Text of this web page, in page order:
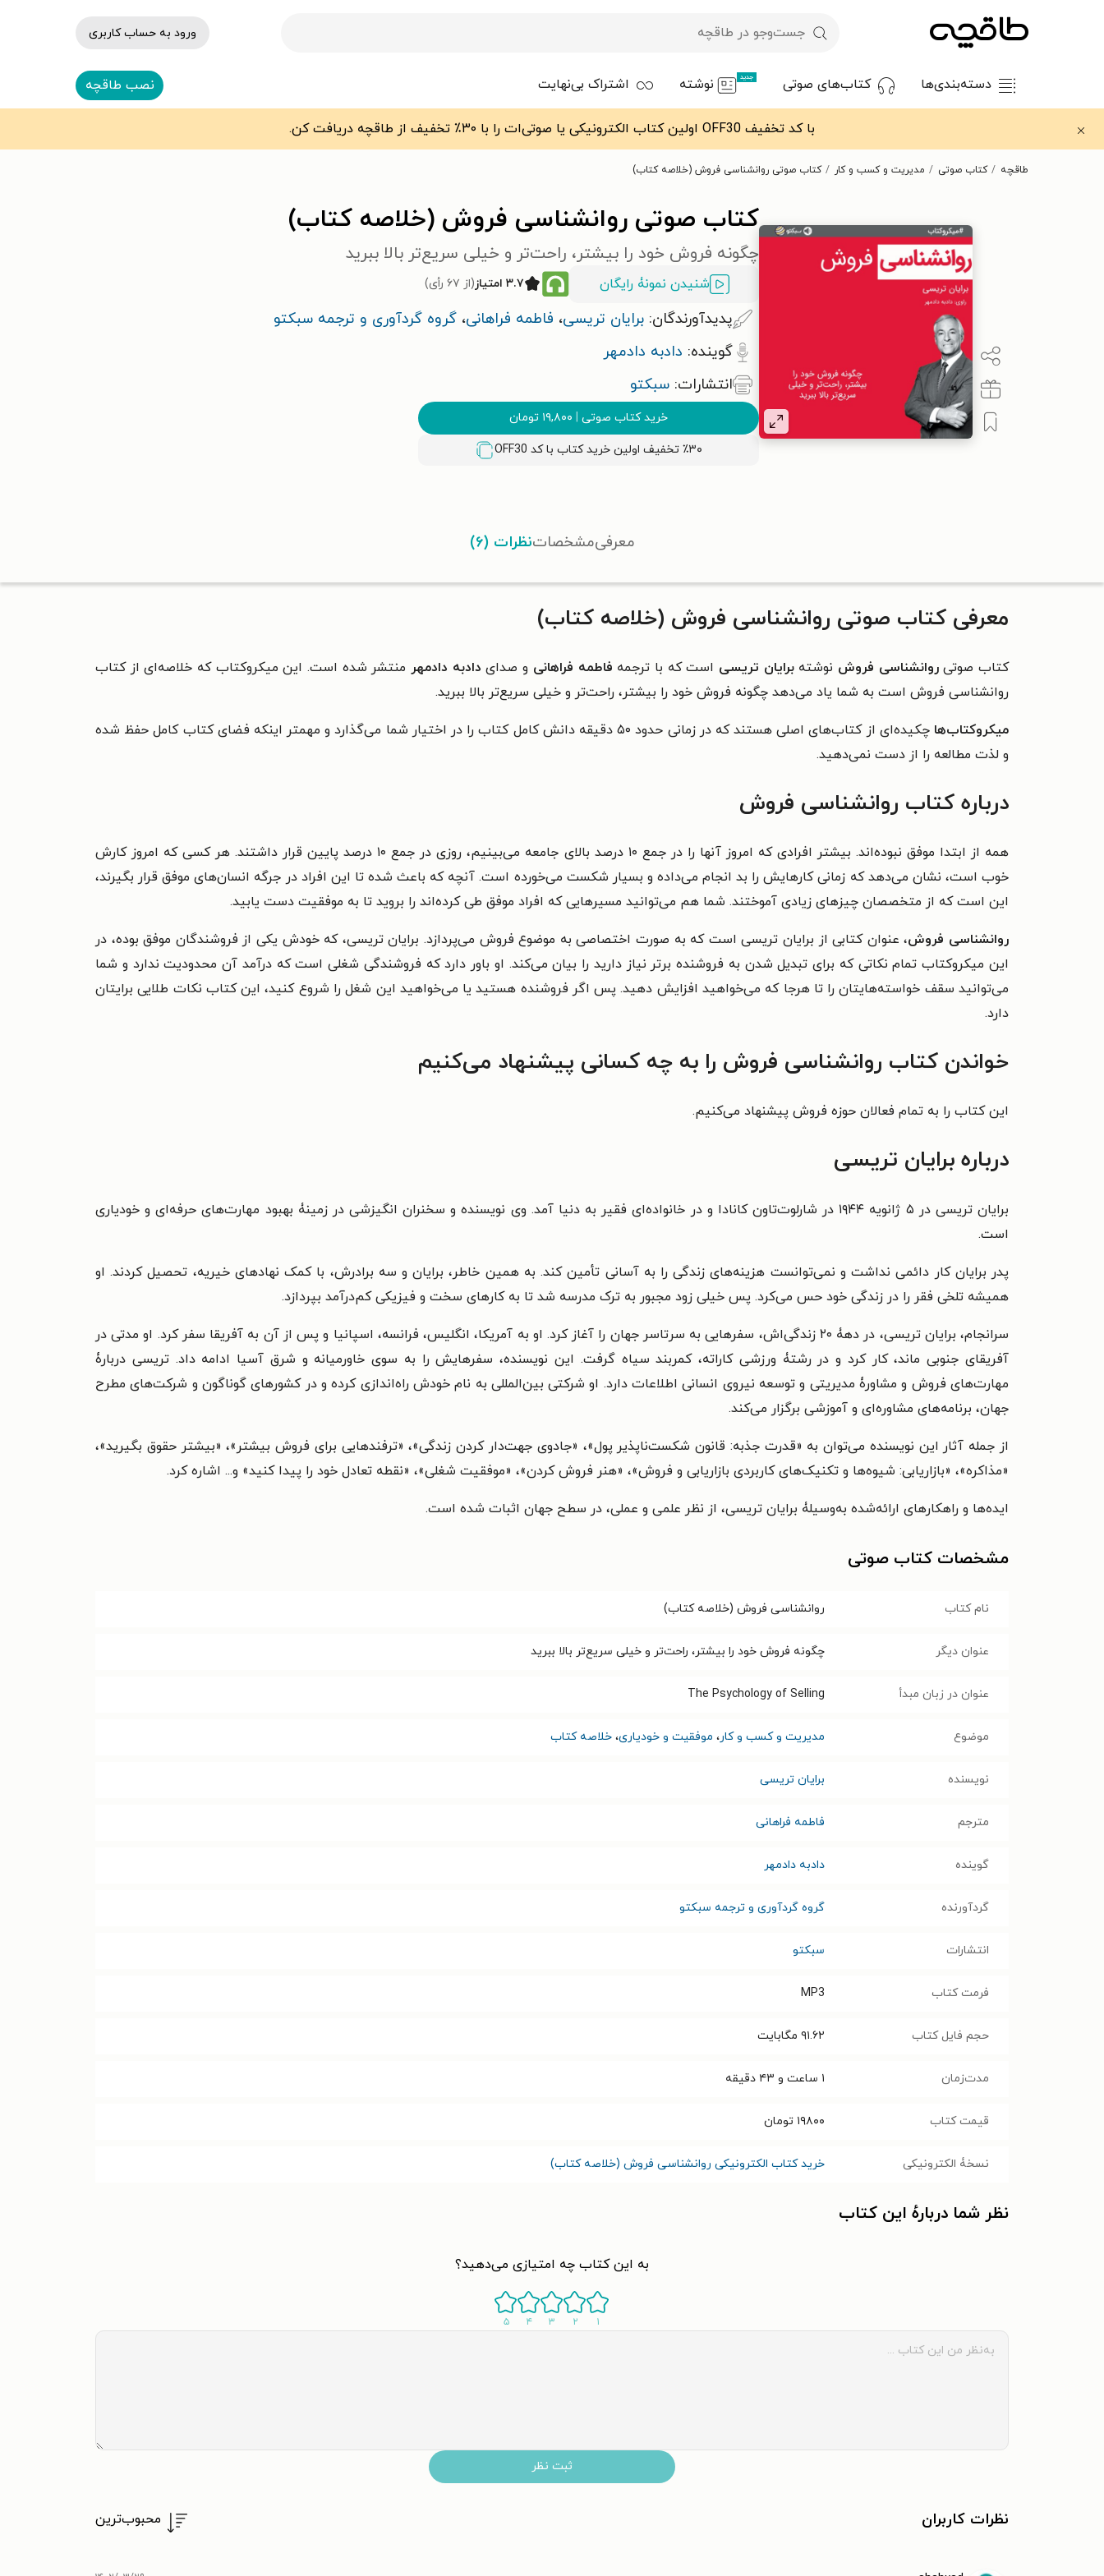
ورود به حساب کاربری
دسته‌بندی‌ها کتاب‌های صوتی جدید نوشته اشتراک بی‌نهایت نصب طاقچه
با کد تخفیف OFF30 اولین کتاب الکترونیکی یا صوتی‌ات را با ۳۰٪ تخفیف از طاقچه دریافت کن.
طاقچه کتاب صوتی مدیریت و کسب و کار کتاب صوتی روانشناسی فروش (خلاصه کتاب)
کتاب صوتی روانشناسی فروش (خلاصه کتاب)
چگونه فروش خود را بیشتر، راحت‌تر و خیلی سریع‌تر بالا ببرید
شنیدن نمونۀ رایگان ۳.۷ امتیاز (از ۶۷ رأی)
پدیدآورندگان: برایان تریسی، فاطمه فراهانی، گروه گردآوری و ترجمه سبکتو
گوینده: دادبه دادمهر
انتشارات: سبکتو
خرید کتاب صوتی | ۱۹,۸۰۰ تومان
٪۳۰ تخفیف اولین خرید کتاب با کد OFF30
معرفیمشخصاتنظرات (۶)
معرفی کتاب صوتی روانشناسی فروش (خلاصه کتاب)
کتاب صوتیروانشناسی فروش نوشته برایان تریسی است که با ترجمه فاطمه فراهانی و صدای دادبه دادمهر منتشر شده است. این میکروکتاب که خلاصه‌ای از کتاب
روانشناسی فروش است به شما یاد می‌دهد چگونه فروش خود را بیشتر، راحت‌تر و خیلی سریع‌تر بالا ببرید.
میکروکتاب‌ها
چکیده‌ای از کتاب‌های اصلی هستند که در زمانی حدود ۵۰ دقیقه دانش کامل کتاب را در اختیار شما می‌گذارد و مهمتر اینکه فضای کتاب کامل حفظ شده
و لذت مطالعه را از دست نمی‌دهید.
درباره کتاب روانشناسی فروش
همه از ابتدا موفق نبوده‌اند. بیشتر افرادی که امروز آنها را در جمع ۱۰ درصد بالای جامعه می‌بینیم، روزی در جمع ۱۰ درصد پایین قرار داشتند. هر کسی که امروز کارش
خوب است، نشان می‌دهد که زمانی کارهایش را بد انجام می‌داده و بسیار شکست می‌خورده است. آنچه که باعث شده تا این افراد در جرگه انسان‌های موفق قرار بگیرند،
این است که از متخصصان چیزهای زیادی آموختند. شما هم می‌توانید مسیرهایی که افراد موفق طی کرده‌اند را بروید تا به موفقیت دست یابید.
روانشناسی فروش، عنوان کتابی از برایان تریسی است که به صورت اختصاصی به موضوع فروش می‌پردازد. برایان تریسی، که خودش یکی از فروشندگان موفق بوده، در
این میکروکتاب تمام نکاتی که برای تبدیل شدن به فروشنده برتر نیاز دارید را بیان می‌کند. او باور دارد که فروشندگی شغلی است که درآمد آن محدودیت ندارد و شما
می‌توانید سقف خواسته‌هایتان را تا هرجا که می‌خواهید افزایش دهید. پس اگر فروشنده هستید یا می‌خواهید این شغل را شروع کنید، این کتاب نکات طلایی برایتان
دارد.
خواندن کتاب روانشناسی فروش را به چه کسانی پیشنهاد می‌کنیم
این کتاب را به تمام فعالان حوزه فروش پیشنهاد می‌کنیم.
درباره برایان تریسی
برایان تریسی در ۵ ژانویه ۱۹۴۴ در شارلوت‌تاون کانادا و در خانواده‌ای فقیر به دنیا آمد. وی نویسنده و سخنران انگیزشی در زمینۀ بهبود مهارت‌های حرفه‌ای و خودیاری
است.
پدر برایان کار دائمی نداشت و نمی‌توانست هزینه‌های زندگی را به آسانی تأمین کند. به همین خاطر، برایان و سه برادرش، با کمک نهادهای خیریه، تحصیل کردند. او
همیشه تلخی فقر را در زندگی خود حس می‌کرد. پس خیلی زود مجبور به ترک مدرسه شد تا به کارهای سخت و فیزیکی کم‌درآمد بپردازد.
سرانجام، برایان تریسی، در دهۀ ۲۰ زندگی‌اش، سفرهایی به سرتاسر جهان را آغاز کرد. او به آمریکا، انگلیس، فرانسه، اسپانیا و پس از آن به آفریقا سفر کرد. او مدتی در
آفریقای جنوبی ماند، کار کرد و در رشتۀ ورزشی کاراته، کمربند سیاه گرفت. این نویسنده، سفرهایش را به سوی خاورمیانه و شرق آسیا ادامه داد. تریسی دربارۀ
مهارت‌های فروش و مشاورۀ مدیریتی و توسعه نیروی انسانی اطلاعات دارد. او شرکتی بین‌المللی به نام خودش راه‌اندازی کرده و در کشورهای گوناگون و شرکت‌های مطرح
جهان، برنامه‌های مشاوره‌ای و آموزشی برگزار می‌کند.
از جمله آثار این نویسنده می‌توان به «قدرت جذبه: قانون شکست‌ناپذیر پول»، «جادوی جهت‌دار کردن زندگی»، «ترفندهایی برای فروش بیشتر»، «بیشتر حقوق بگیرید»،
«مذاکره»، «بازاریابی: شیوه‌ها و تکنیک‌های کاربردی بازاریابی و فروش»، «هنر فروش کردن»، «موفقیت شغلی»، «نقطه تعادل خود را پیدا کنید» و... اشاره کرد.
ایده‌ها و راهکارهای ارائه‌شده به‌وسیلۀ برایان تریسی، از نظر علمی و عملی، در سطح جهان اثبات ‌شده است.
مشخصات کتاب صوتی
نام کتاب روانشناسی فروش (خلاصه کتاب)
عنوان دیگر چگونه فروش خود را بیشتر، راحت‌تر و خیلی سریع‌تر بالا ببرید
عنوان در زبان مبدأ The Psychology of Selling
موضوع مدیریت و کسب و کار، موفقیت و خودیاری، خلاصه کتاب
نویسنده برایان تریسی
مترجم فاطمه فراهانی
گوینده دادبه دادمهر
گردآورنده گروه گردآوری و ترجمه سبکتو
انتشارات سبکتو
فرمت کتاب MP3
حجم فایل کتاب ۹۱.۶۲ مگابایت
مدت‌زمان ۱ ساعت و ۴۳ دقیقه
قیمت کتاب ۱۹۸۰۰ تومان
نسخۀ الکترونیکی خرید کتاب الکترونیکی روانشناسی فروش (خلاصه کتاب)
نظر شما دربارهٔ این کتاب
به این کتاب چه امتیازی می‌دهید؟
۱ ۲ ۳ ۴ ۵
ثبت نظر
نظرات کاربران محبوب‌ترین